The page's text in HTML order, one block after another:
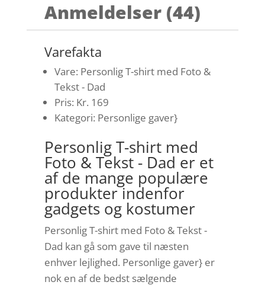
Anmeldelser (44)
Varefakta
Vare: Personlig T-shirt med Foto &
Tekst - Dad
Pris: Kr. 169
Kategori: Personlige gaver}
Personlig T-shirt med
Foto & Tekst - Dad er et
af de mange populære
produkter indenfor
gadgets og kostumer
Personlig T-shirt med Foto & Tekst -
Dad kan gå som gave til næsten
enhver lejlighed. Personlige gaver} er
nok en af de bedst sælgende